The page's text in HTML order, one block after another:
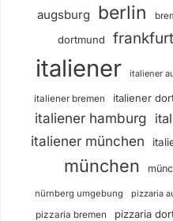
augsburg berlin
dortmund frankfurt
italiener italiener
italiener bremen italiener
italiener hamburg
italiener münchen
münchen
nürnberg umgebung pizzaria
pizzaria bremen pizzaria